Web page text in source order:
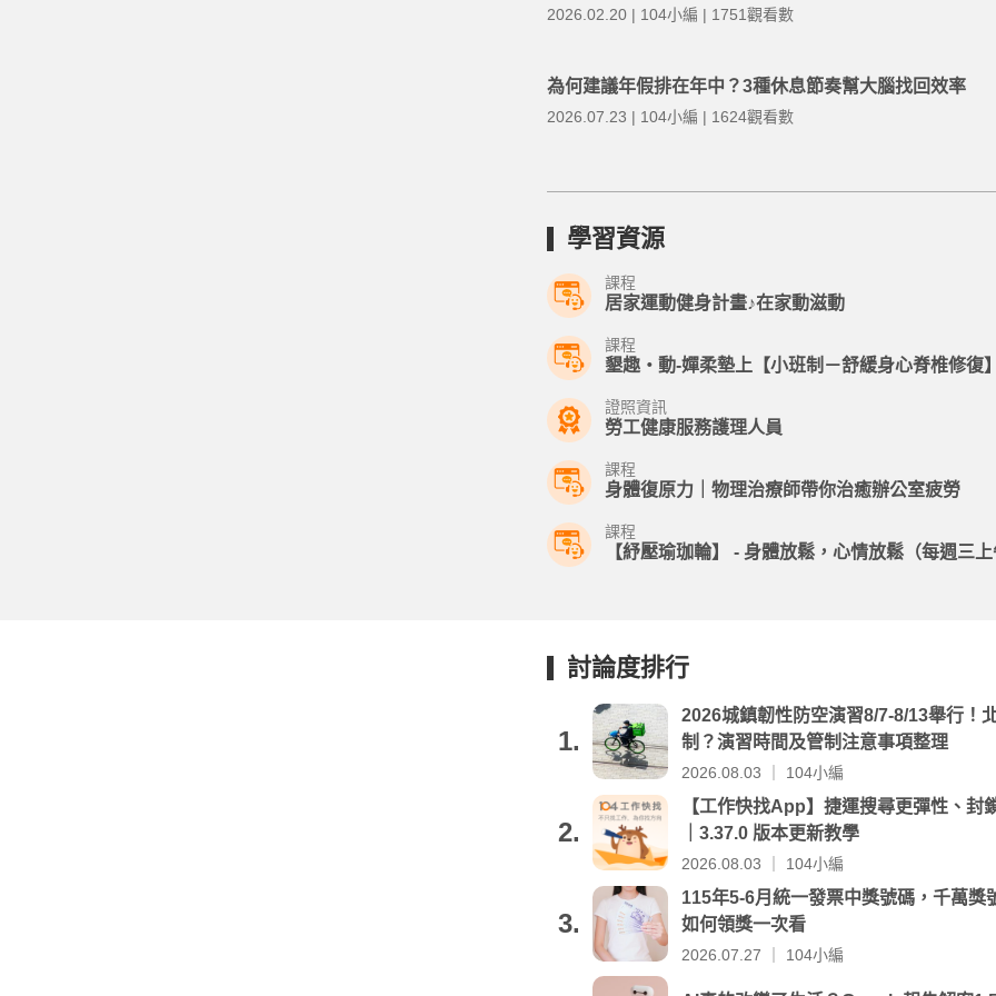
2026.02.20 | 104小編 | 1751觀看數
為何建議年假排在年中？3種休息節奏幫大腦找回效率
2026.07.23 | 104小編 | 1624觀看數
學習資源
課程
居家運動健身計畫♪在家動滋動
課程
墾趣‧動-嬋柔墊上【小班制－舒緩身心脊椎修復
證照資訊
勞工健康服務護理人員
課程
身體復原力｜物理治療師帶你治癒辦公室疲勞
課程
【紓壓瑜珈輪】 - 身體放鬆，心情放鬆（每週三
討論度排行
1.
2026城鎮韌性防空演習8/7-8/13舉行！
制？演習時間及管制注意事項整理
2026.08.03 ｜ 104小編
2.
【工作快找App】捷運搜尋更彈性、封
｜3.37.0 版本更新教學
2026.08.03 ｜ 104小編
3.
115年5-6月統一發票中獎號碼，千萬獎
如何領獎一次看
2026.07.27 ｜ 104小編